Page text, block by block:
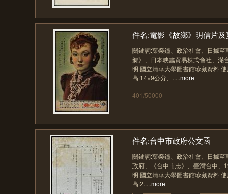
件名:電影《故鄉》明信片及
關鍵詞:葉榮鐘、政治社會、日據
鄉》、日本映畵貿易株式會社、滿
明:國立清華大學圖書館珍藏資料
高:14×9公分、.....more
401/50000
件名:台中市政府公文函
關鍵詞:葉榮鐘、政治社會、日據
政府、《台中市志》、臺灣台中、
明:國立清華大學圖書館珍藏資料
高:2.....more